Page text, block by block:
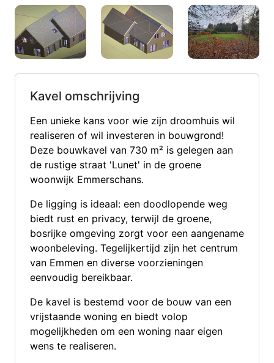
Kavel omschrijving
Een unieke kans voor wie zijn droomhuis wil
realiseren of wil investeren in bouwgrond!
Deze bouwkavel van 730 m² is gelegen aan
de rustige straat 'Lunet' in de groene
woonwijk Emmerschans.
De ligging is ideaal: een doodlopende weg
biedt rust en privacy, terwijl de groene,
bosrijke omgeving zorgt voor een aangename
woonbeleving. Tegelijkertijd zijn het centrum
van Emmen en diverse voorzieningen
eenvoudig bereikbaar.
De kavel is bestemd voor de bouw van een
vrijstaande woning en biedt volop
mogelijkheden om een woning naar eigen
wens te realiseren.